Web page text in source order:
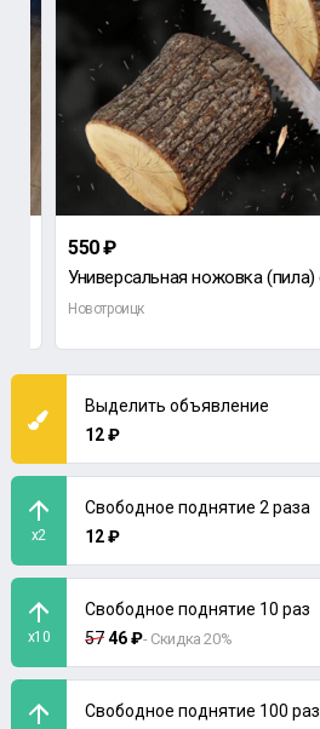
550 ₽
Новотроицк
Выделить объявление
12 ₽
x2
Свободное поднятие 2 раза
12 ₽
x10
Свободное поднятие 10 раз
5746 ₽- Скидка 20%
Свободное поднятие 100 раз